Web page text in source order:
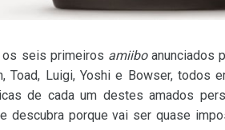
seis primeiros amiiboanunciados
Toad, Luigi, Yoshi e Bowser, todos
de cada um destes amados
descubra porque vai ser quase